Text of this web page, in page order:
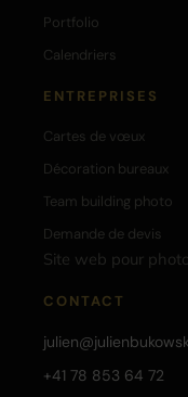
Portfolio
Calendriers
ENTREPRISES
Cartes de vœux
Décoration bureaux
Team building photo
Demande de devis
Site web pour
CONTACT
+41 78 853 64 72